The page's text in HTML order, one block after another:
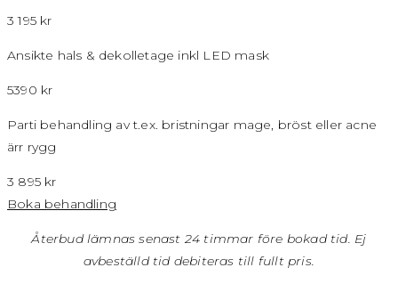
3 195 kr
Ansikte hals & dekolletage inkl LED mask
5390 kr
Parti behandling av t.ex. bristningar mage, bröst eller acne
ärr rygg
3 895 kr
Boka behandling
Återbud lämnas senast 24 timmar före bokad tid. Ej
avbeställd tid debiteras till fullt pris.